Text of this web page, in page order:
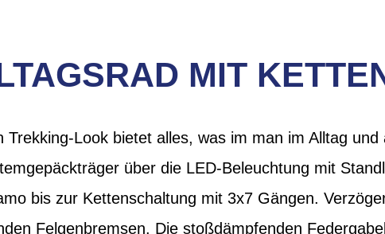
MIT
Trekking-Look bietet alles, was im man im Alltag und
über die LED-Beleuchtung mit
bis zur Kettenschaltung mit 3x7 Gängen.
Felgenbremsen. Die stoßdämpfenden